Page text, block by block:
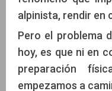
alpinista, rendir en
Pero el problema
hoy, es que ni en
preparación
empezamos a